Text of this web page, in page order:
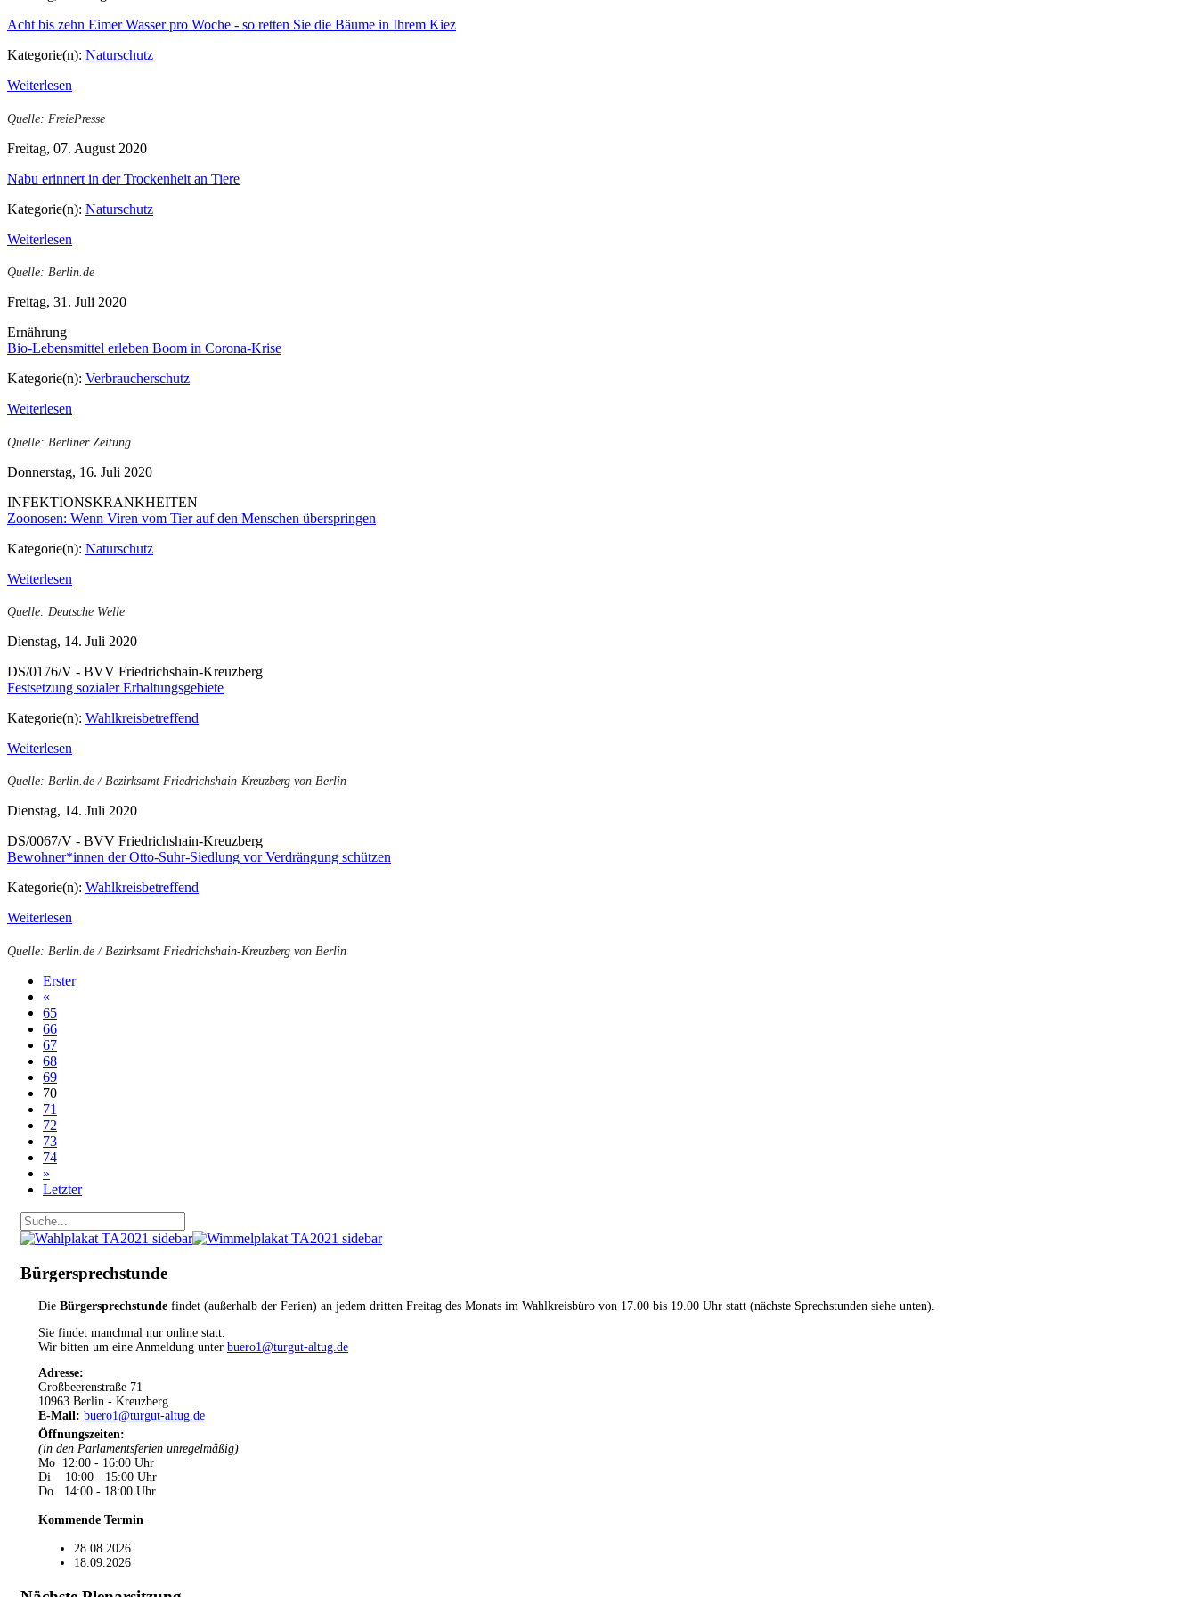
Acht bis zehn Eimer Wasser pro Woche - so retten Sie die Bäume in Ihrem Kiez
Kategorie(n): Naturschutz
Weiterlesen
Quelle: FreiePresse
Freitag, 07. August 2020
Nabu erinnert in der Trockenheit an Tiere
Kategorie(n): Naturschutz
Weiterlesen
Quelle: Berlin.de
Freitag, 31. Juli 2020
Ernährung
Bio-Lebensmittel erleben Boom in Corona-Krise
Kategorie(n): Verbraucherschutz
Weiterlesen
Quelle: Berliner Zeitung
Donnerstag, 16. Juli 2020
INFEKTIONSKRANKHEITEN
Zoonosen: Wenn Viren vom Tier auf den Menschen überspringen
Kategorie(n): Naturschutz
Weiterlesen
Quelle: Deutsche Welle
Dienstag, 14. Juli 2020
DS/0176/V - BVV Friedrichshain-Kreuzberg
Festsetzung sozialer Erhaltungsgebiete
Kategorie(n): Wahlkreisbetreffend
Weiterlesen
Quelle: Berlin.de / Bezirksamt Friedrichshain-Kreuzberg von Berlin
Dienstag, 14. Juli 2020
DS/0067/V - BVV Friedrichshain-Kreuzberg
Bewohner*innen der Otto-Suhr-Siedlung vor Verdrängung schützen
Kategorie(n): Wahlkreisbetreffend
Weiterlesen
Quelle: Berlin.de / Bezirksamt Friedrichshain-Kreuzberg von Berlin
Erster
«
65
66
67
68
69
70
71
72
73
74
»
Letzter
Bürgersprechstunde
Die Bürgersprechstunde findet (außerhalb der Ferien) an jedem dritten Freitag des Monats im Wahlkreisbüro von 17.00 bis 19.00 Uhr statt (nächste Sprechstunden siehe unten).
Sie findet manchmal nur online statt.
Wir bitten um eine Anmeldung unter buero1@turgut-altug.de
Adresse:
Großbeerenstraße 71
10963 Berlin - Kreuzberg
E-Mail: buero1@turgut-altug.de
Öffnungszeiten:
(in den Parlamentsferien unregelmäßig)
Mo 12:00 - 16:00 Uhr
Di 10:00 - 15:00 Uhr
Do 14:00 - 18:00 Uhr
Kommende Termin
28.08.2026
18.09.2026